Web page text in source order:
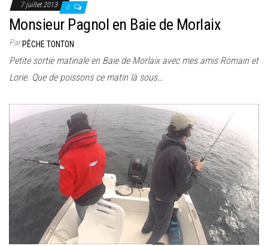
7 juillet 2013 0
Monsieur Pagnol en Baie de Morlaix
ParPÊCHE TONTON
Petite sortie matinale en Baie de Morlaix avec mes amis Romain et
Lorie. Que de poissons ce matin là sous…